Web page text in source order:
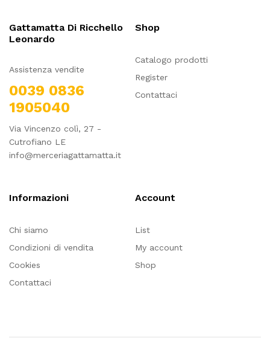
Gattamatta Di Ricchello
Leonardo
Assistenza vendite
0039 0836
1905040
Via Vincenzo colì, 27 -
Cutrofiano LE
info@merceriagattamatta.it
Shop
Catalogo prodotti
Register
Contattaci
Informazioni
Chi siamo
Condizioni di vendita
Cookies
Contattaci
Account
List
My account
Shop